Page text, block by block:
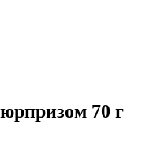
70 г